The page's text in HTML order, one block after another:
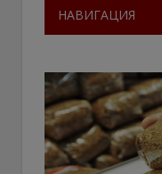
НАВИГАЦИЯ